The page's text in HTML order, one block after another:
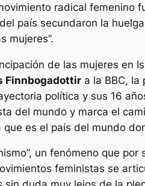
radical femenino
país secundaron la
mujeres”.
de las mujeres en
Finnbogadottir a la BBC, la
política y sus 16
del mundo y marca el
es el país del mundo
un fenómeno que
feministas se